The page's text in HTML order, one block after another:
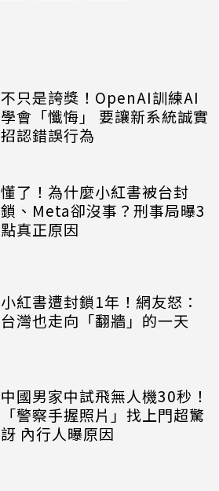
不只是誇獎！OpenAI訓練AI
學會「懺悔」 要讓新系統誠實
招認錯誤行為
懂了！為什麼小紅書被台封
鎖、Meta卻沒事？刑事局曝3
點真正原因
小紅書遭封鎖1年！網友怒：
台灣也走向「翻牆」的一天
中國男家中試飛無人機30秒！
「警察手握照片」找上門超驚
訝 內行人曝原因